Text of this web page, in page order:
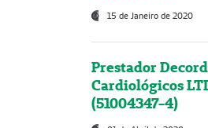
15 de Janeiro de 2020
Prestador
Cardiológicos
(51004347-4)